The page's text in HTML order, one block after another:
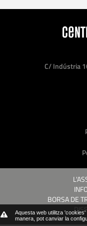
Aquesta web utilitza
manera, pot canviar la
C/ Indústria
BORSA DE